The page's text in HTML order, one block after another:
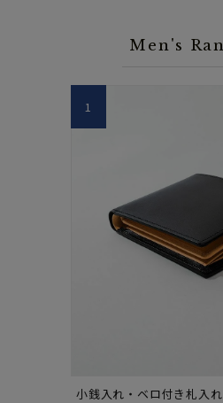
Men's
小銭入れ・ベロ付き札入
1